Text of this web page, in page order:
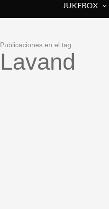
JUKEBOX
Publicaciones en el tag
Lavand